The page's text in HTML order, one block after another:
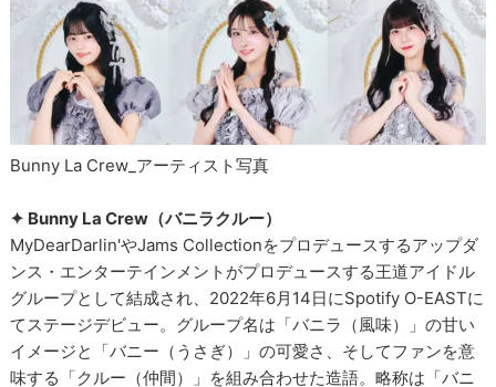
Bunny La Crew_アーティスト写真
✦ Bunny La Crew（バニラクルー）
MyDearDarlin'やJams Collectionをプロデュースするアップダ
ンス・エンターテインメントがプロデュースする王道アイドル
グループとして結成され、2022年6月14日にSpotify O-EASTに
てステージデビュー。グループ名は「バニラ（風味）」の甘い
イメージと「バニー（うさぎ）」の可愛さ、そしてファンを意
味する「クルー（仲間）」を組み合わせた造語。略称は「バニ